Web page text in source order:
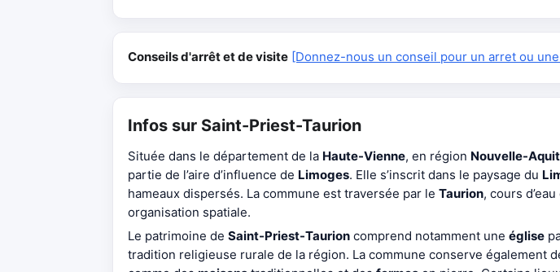
Conseils d'arrêt et de visite [Donnez-nous un conseil pour un arret ou
Infos sur Saint-Priest-Taurion
Située dans le département de la Haute-Vienne, en région Nouvelle-
partie de l’aire d’influence de Limoges. Elle s’inscrit dans le paysage du
hameaux dispersés. La commune est traversée par le Taurion, cours
organisation spatiale.
Le patrimoine de Saint-Priest-Taurion comprend notamment une église
tradition religieuse rurale de la région. La commune conserve également